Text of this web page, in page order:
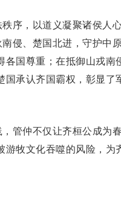
序，以道义凝聚诸侯人
侵、 楚国北进，守护中
国尊重；在抵御山戎南
国承认齐国霸权，彰显了
管仲不仅让齐桓公成为
牧文化吞噬的风险，为